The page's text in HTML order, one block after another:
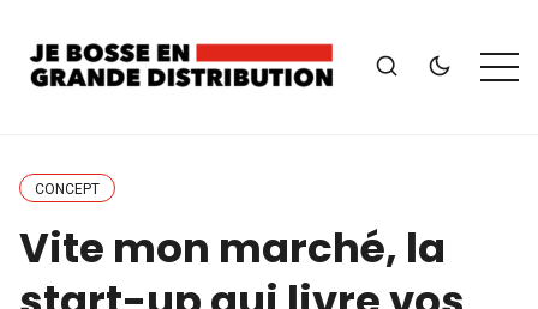
CONCEPT
Vite mon marché, la